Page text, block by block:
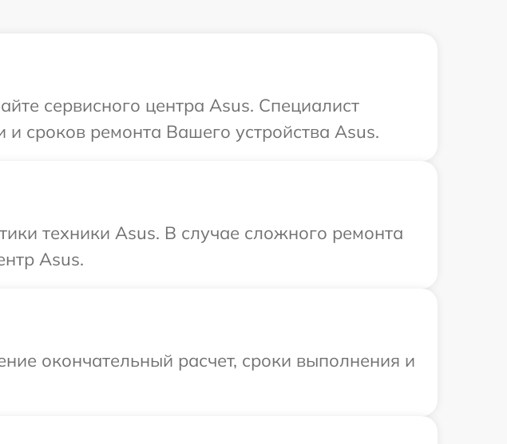
сервисного центра Asus. Специалист
и сроков ремонта Вашего устройства Asus.
техники Asus. В случае сложного ремонта
Asus.
окончательный расчет, сроки выполнения и